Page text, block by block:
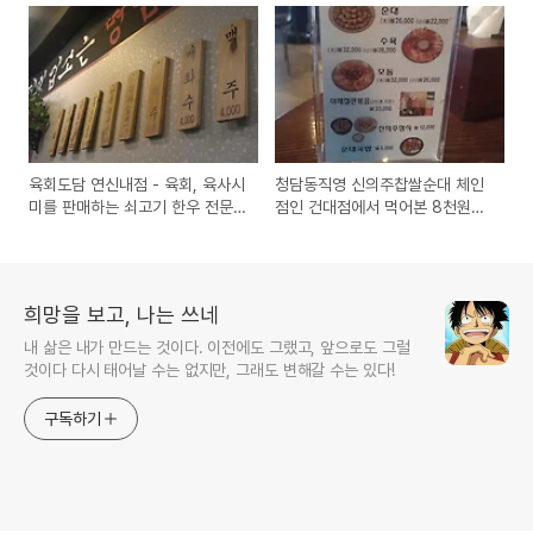
육회도담 연신내점 - 육회, 육사시
미를 판매하는 쇠고기 한우 전문
청담동직영 신의주찹쌀순대 체인
점인 건대점에서 먹어본 8천원짜
희망을 보고, 나는 쓰네
내 삶은 내가 만드는 것이다. 이전에도 그랬고, 앞으로도 그럴
것이다 다시 태어날 수는 없지만, 그래도 변해갈 수는 있다!
구독하기